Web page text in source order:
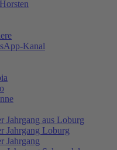
Kanal
Jahrgang aus Loburg
Jahrgang Loburg
Jahrgang